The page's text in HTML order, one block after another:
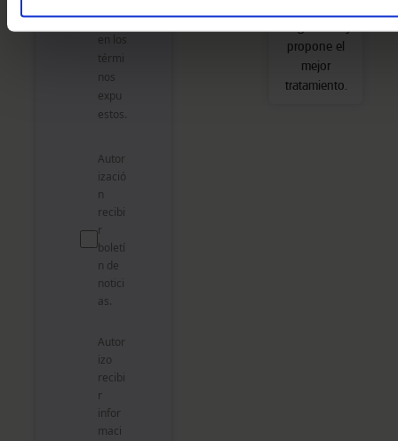
datos
en los
térmi
nos
expu
estos.
Autor
izació
n
recibi
r
boletí
n de
notici
as.
Autor
izo
recibi
r
infor
maci
propone el
mejor
tratamiento.